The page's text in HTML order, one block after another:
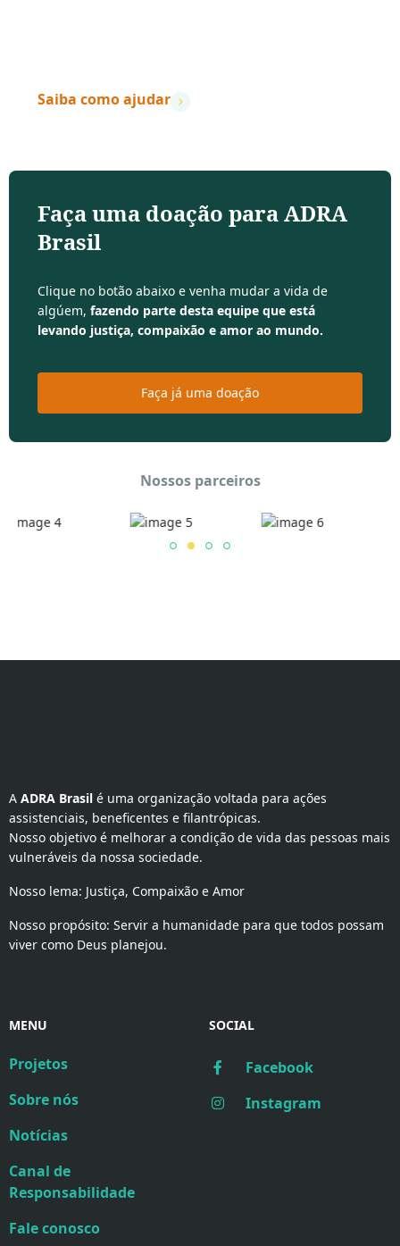
Saiba como ajudar
Faça uma doação para ADRA
Brasil
Clique no botão abaixo e venha mudar a vida de
algúem, fazendo parte desta equipe que está
levando justiça, compaixão e amor ao mundo.
Faça já uma doação
Nossos parceiros
A ADRA Brasil é uma organização voltada para ações
assistenciais, beneficentes e filantrópicas.
Nosso objetivo é melhorar a condição de vida das pessoas mais
vulneráveis da nossa sociedade.
Nosso lema: Justiça, Compaixão e Amor
Nosso propósito: Servir a humanidade para que todos possam
viver como Deus planejou.
MENU
Projetos
Sobre nós
Notícias
Canal de
Responsabilidade
Fale conosco
SOCIAL
Facebook
Instagram